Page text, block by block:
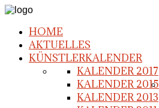
HOME
AKTUELLES
KÜNSTLERKALENDER
KALENDER 2017
KALENDER 2015
KALENDER 2013